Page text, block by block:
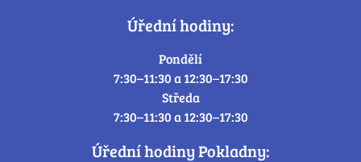
Úřední hodiny:
Pondělí
7:30–11:30 a 12:30–17:30
Středa
7:30–11:30 a 12:30–17:30
Úřední hodiny Pokladny: